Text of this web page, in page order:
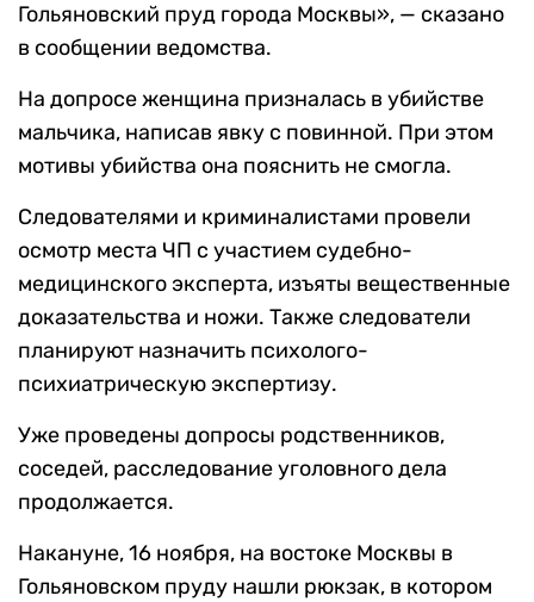
Гольяновский пруд города Москвы», — сказано
в сообщении ведомства.
На допросе женщина призналась в убийстве
мальчика, написав явку с повинной. При этом
мотивы убийства она пояснить не смогла.
Следователями и криминалистами провели
осмотр места ЧП с участием судебно-
медицинского эксперта, изъяты вещественные
доказательства и ножи. Также следователи
планируют назначить психолого-
психиатрическую экспертизу.
Уже проведены допросы родственников,
соседей, расследование уголовного дела
продолжается.
Накануне, 16 ноября, на востоке Москвы в
Гольяновском пруду нашли рюкзак, в котором